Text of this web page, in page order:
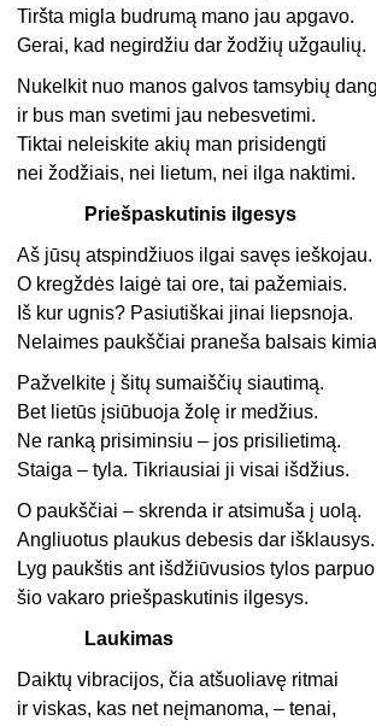
Tiršta migla budrumą mano jau apgavo.
Gerai, kad negirdžiu dar žodžių užgaulių.
Nukelkit nuo manos galvos tamsybių
ir bus man svetimi jau nebesvetimi.
Tiktai neleiskite akių man prisidengti
nei žodžiais, nei lietum, nei ilga naktimi.
Priešpaskutinis ilgesys
Aš jūsų atspindžiuos ilgai savęs ieškojau.
O kregždės laigė tai ore, tai pažemiais.
Iš kur ugnis? Pasiutiškai jinai liepsnoja.
Nelaimes paukščiai praneša balsais
Pažvelkite į šitų sumaiščių siautimą.
Bet lietūs įsiūbuoja žolę ir medžius.
Ne ranką prisiminsiu – jos prisilietimą.
Staiga – tyla. Tikriausiai ji visai išdžius.
O paukščiai – skrenda ir atsimuša į uolą.
Angliuotus plaukus debesis dar išklausys.
Lyg paukštis ant išdžiūvusios tylos
šio vakaro priešpaskutinis ilgesys.
Laukimas
Daiktų vibracijos, čia atšuoliavę ritmai
ir viskas, kas net neįmanoma, – tenai,